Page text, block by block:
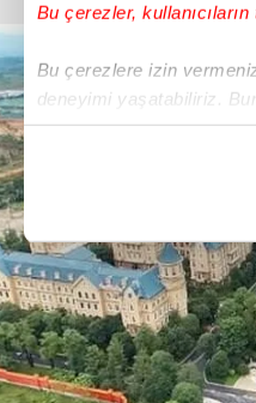
Bu çerezler, kullanıcıların
Bu çerezlere izin
deneyimi yaşatabiliriz.
içerikleri sunabilmek
Her halükârda,
Sizlere daha iyi bir
çerezler vasıtasıyla
amacıyla
reklam/pazarlama